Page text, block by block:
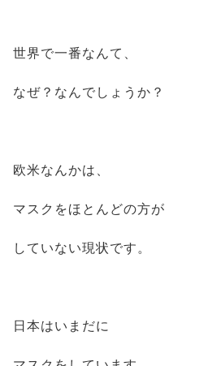
世界で一番なんて、
なぜ？なんでしょうか？
欧米なんかは、
マスクをほとんどの方が
していない現状です。
日本はいまだに